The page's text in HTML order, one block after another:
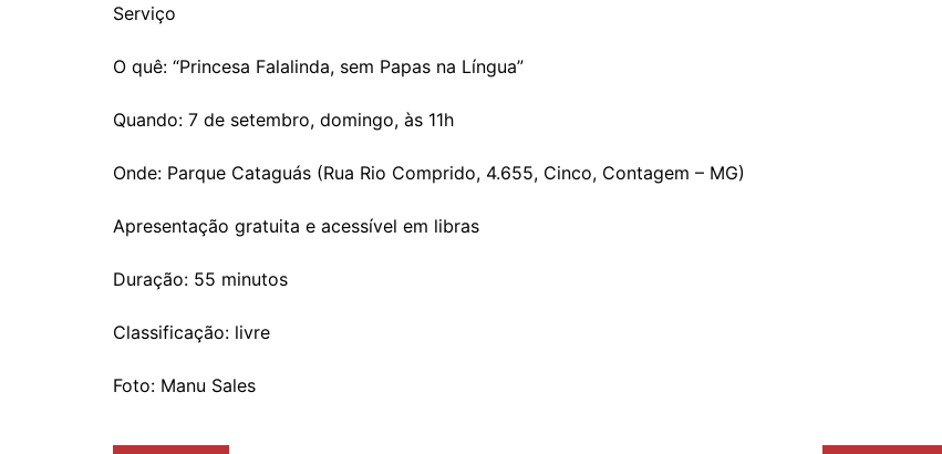
Serviço
O quê: “Princesa Falalinda, sem Papas na Língua”
Quando: 7 de setembro, domingo, às 11h
Onde: Parque Cataguás (Rua Rio Comprido, 4.655, Cinco, Contagem – MG)
Apresentação gratuita e acessível em libras
Duração: 55 minutos
Classificação: livre
Foto: Manu Sales